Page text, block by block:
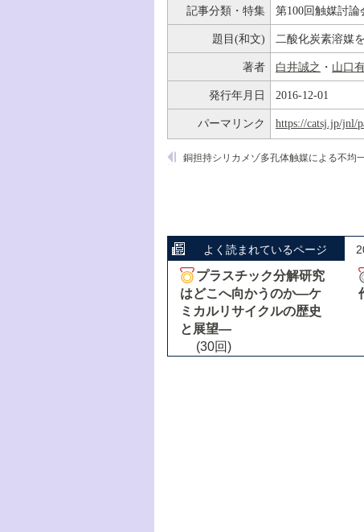
記事分類・特集 第100回触媒討
題目(和文) 二酸化炭素溶媒
著者 白井誠之 ・ 山口
発行年月日 2016-12-01
パーマリンク https://catsj.jp/jnl/
よく読まれているページ
プラスチック分解研究
はどこへ向かうのか―ケ
ミカルリサイクルの歴史
と展望―
(30回)